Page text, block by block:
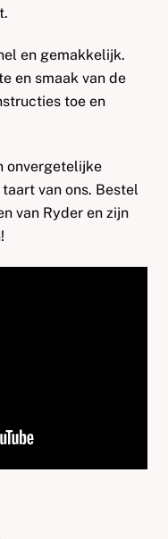
en gemakkelijk.
en smaak van de
toe en
onvergetelijke
van ons. Bestel
van Ryder en zijn